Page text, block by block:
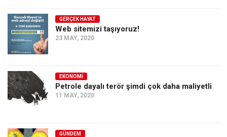
GERÇEK HAYAT
Web sitemizi taşıyoruz!
23 MAY, 2020
EKONOMI
Petrole dayalı terör şimdi çok daha maliyetli
11 MAY, 2020
GÜNDEM